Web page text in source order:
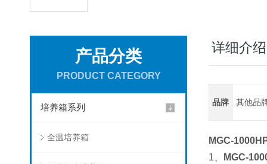
产品分类
PRODUCT CATEGORY
培养箱系列
全温培养箱
详细介绍
品牌 其他品
MGC-
1、
MGC-